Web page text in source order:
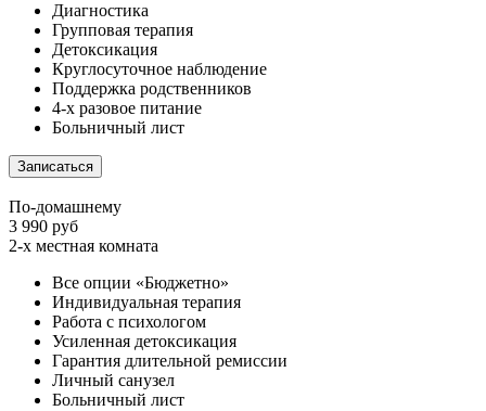
Диагностика
Групповая терапия
Детоксикация
Круглосуточное наблюдение
Поддержка родственников
4-х разовое питание
Больничный лист
Записаться
По-домашнему
3 990 руб
2-х местная комната
Все опции «Бюджетно»
Индивидуальная терапия
Работа с психологом
Усиленная детоксикация
Гарантия длительной ремиссии
Личный санузел
Больничный лист